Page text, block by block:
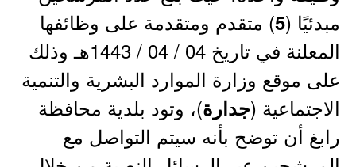
مبدئيًا (5) متقدم ومتقدمة على وظائفها
المعلنة في تاريخ 04 / 04 / 1443هـ وذلك
على موقع وزارة الموارد البشرية والتنمية
الاجتماعية (جدارة)، وتود بلدية محافظة
رابغ أن توضح بأنه سيتم التواصل مع